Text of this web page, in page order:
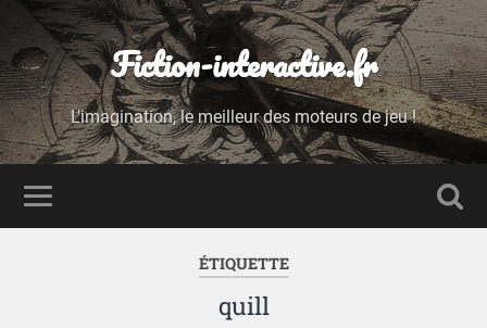
Fiction-interactive.fr
L'imagination, le meilleur des moteurs de jeu !
ÉTIQUETTE
quill